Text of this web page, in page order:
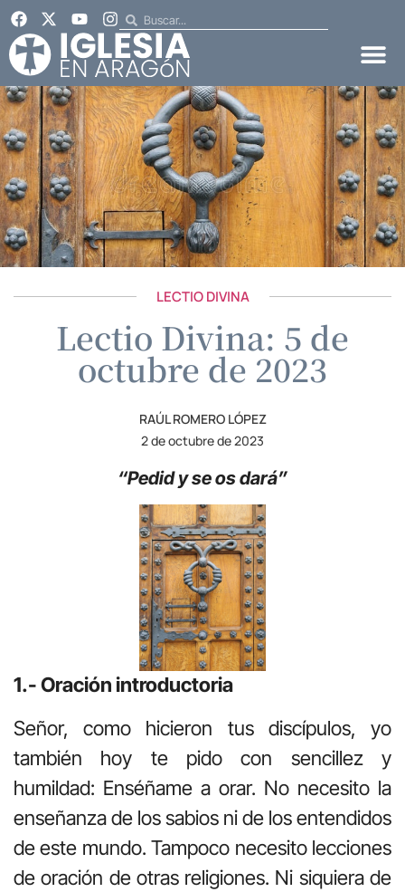
LECTIO DIVINA
Lectio Divina: 5 de
octubre de 2023
RAÚL ROMERO LÓPEZ
2 de octubre de 2023
“Pedid y se os dará”
1.- Oración introductoria
Señor, como hicieron tus discípulos, yo
también hoy te pido con sencillez y
humildad: Enséñame a orar. No necesito la
enseñanza de los sabios ni de los entendidos
de este mundo. Tampoco necesito lecciones
de oración de otras religiones. Ni siquiera de